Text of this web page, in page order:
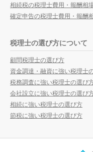
相続税の税理士費用・報酬相
確定申告の税理士費用・報酬
税理士の選び方について
顧問税理士の選び方
資金調達・融資に強い税理士
税務調査に強い税理士の選び
会社設立に強い税理士の選び
相続に強い税理士の選び方
節税に強い税理士の選び方